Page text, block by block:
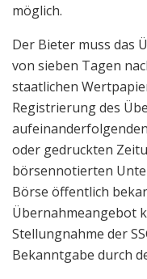
möglich.
Der Bieter muss das
von sieben Tagen
staatlichen
Registrierung des
oder gedruckten
börsennotierten
Börse öffentlich
Übernahmeangebot
Stellungnahme der
Bekanntgabe durch